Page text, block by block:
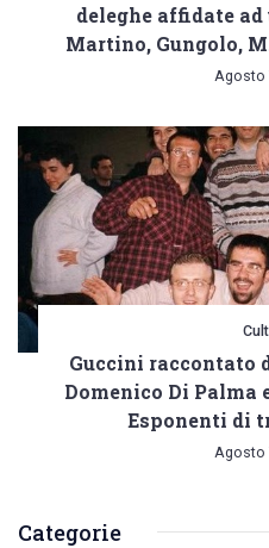
deleghe affidate
Martino, Gungolo,
Agosto
Guccini raccontato
Domenico Di Palma
Esponenti di
Agosto
Categorie